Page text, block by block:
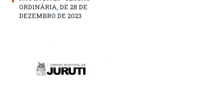
ORDINÁRIA, DE 28 DE
DEZEMBRO DE 2023